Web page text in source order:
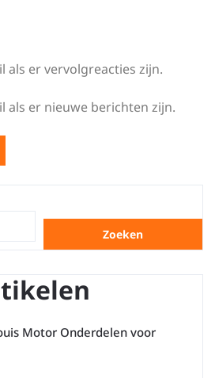
als er vervolgreacties zijn.
als er nieuwe berichten zijn.
Zoeken
Motor Onderdelen voor